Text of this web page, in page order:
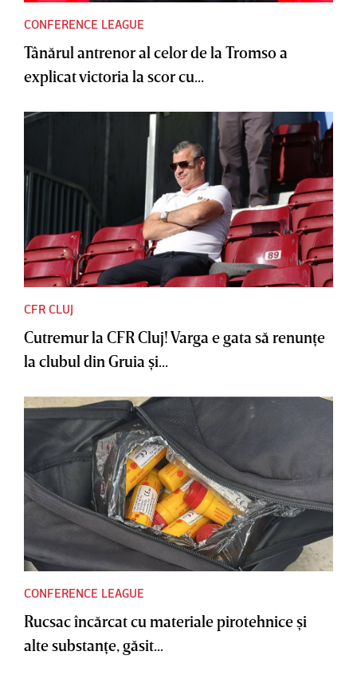
CONFERENCE LEAGUE
Tânărul antrenor al celor de la Tromso a
explicat victoria la scor cu...
CFR CLUJ
Cutremur la CFR Cluj! Varga e gata să renunţe
la clubul din Gruia şi...
CONFERENCE LEAGUE
Rucsac încărcat cu materiale pirotehnice şi
alte substanţe, găsit...